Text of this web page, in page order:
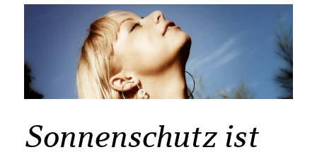
Sonnenschutz ist